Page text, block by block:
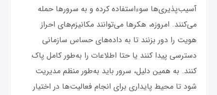
آسیب‌پذیری‌ها سوءاستفاده کرده و به سرورها حمله
می‌کنند. امروزه، هکرها می‌توانند مکانیزم‌های احراز
هویت را دور بزنند تا به داده‌های حساس سازمانی
دسترسی پیدا کنند یا حتا اطلاعات را به‌طور کامل پاک
کنند. به همین دلیل، سرور باید به‌طور منظم مدیریت
شود تا محیط پایداری برای انجام فعالیت‌ها در اختیار